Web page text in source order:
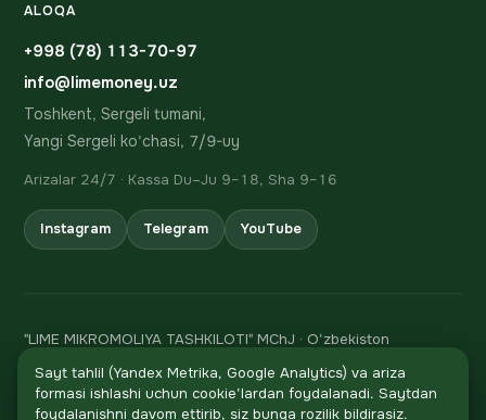
Sayt tahlil (Yandex Metrika, Google Analytics) va ariza
formasi ishlashi uchun cookie'lardan foydalanadi. Saytdan
foydalanishni davom ettirib, siz bunga rozilik bildirasiz.
ALOQA
+998 (78) 113-70-97
info@limemoney.uz
Toshkent, Sergeli tumani,
Yangi Sergeli ko'chasi, 7/9-uy
Arizalar 24/7 · Kassa Du–Ju 9–18, Sha 9–16
Instagram Telegram YouTube
"LIME MIKROMOLIYA TASHKILOTI" MChJ · O'zbekiston
Respublikasi Markaziy bankining 06.02.2024 dagi 106-sonli
litsenziyasi
STIR 310 847 482 · h/r 20208000205705294001 Asia